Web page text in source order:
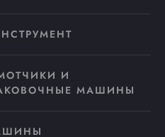
И
МАШИНЫ